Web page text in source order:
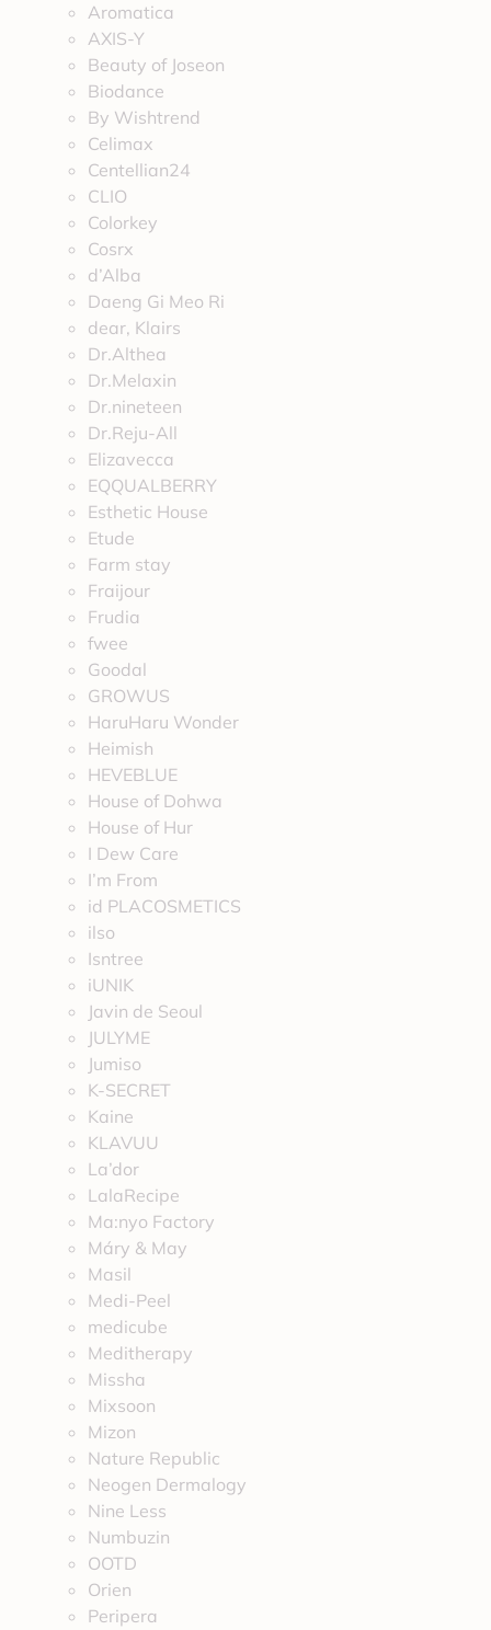
Aromatica
AXIS-Y
Beauty of Joseon
Biodance
By Wishtrend
Celimax
Centellian24
CLIO
Colorkey
Cosrx
d’Alba
Daeng Gi Meo Ri
dear, Klairs
Dr.Althea
Dr.Melaxin
Dr.nineteen
Dr.Reju-All
Elizavecca
EQQUALBERRY
Esthetic House
Etude
Farm stay
Fraijour
Frudia
fwee
Goodal
GROWUS
HaruHaru Wonder
Heimish
HEVEBLUE
House of Dohwa
House of Hur
I Dew Care
I’m From
id PLACOSMETICS
ilso
Isntree
iUNIK
Javin de Seoul
JULYME
Jumiso
K-SECRET
Kaine
KLAVUU
La’dor
LalaRecipe
Ma:nyo Factory
Máry & May
Masil
Medi-Peel
medicube
Meditherapy
Missha
Mixsoon
Mizon
Nature Republic
Neogen Dermalogy
Nine Less
Numbuzin
OOTD
Orien
Peripera